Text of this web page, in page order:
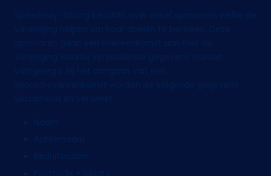
Speedway-Tilburg beschikt over enkel sponsoren welke de
vereniging helpen om haar doelen te bereiken. Deze
sponsoren gaan een overeenkomst aan met de
vereniging waarbij verschillende gegevens worden
vastgelegd. Bij het aangaan van een
sponsorovereenkomst worden de volgende gegevens
verzamend en verwerkt:
Naam
Achternaam
Bedrijfsnaam
Postcode + plaats